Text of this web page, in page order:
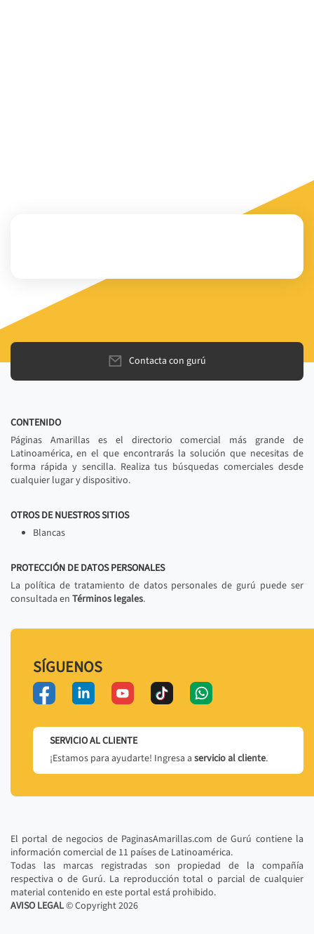
Contacta con gurú
CONTENIDO
Páginas Amarillas es el directorio comercial más grande de
Latinoamérica, en el que encontrarás la solución que necesitas de
forma rápida y sencilla. Realiza tus búsquedas comerciales desde
cualquier lugar y dispositivo.
OTROS DE NUESTROS SITIOS
Blancas
PROTECCIÓN DE DATOS PERSONALES
La política de tratamiento de datos personales de gurú puede ser
consultada en Términos legales.
SÍGUENOS
SERVICIO AL CLIENTE
¡Estamos para ayudarte! Ingresa a servicio al cliente.
El portal de negocios de PaginasAmarillas.com de Gurú contiene la
información comercial de 11 países de Latinoamérica.
Todas las marcas registradas son propiedad de la compañía
respectiva o de Gurú. La reproducción total o parcial de cualquier
material contenido en este portal está prohibido.
AVISO LEGAL© Copyright2026